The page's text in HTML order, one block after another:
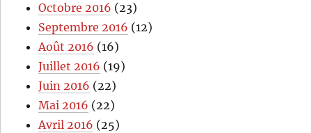
Octobre 2016 (23)
Septembre 2016 (12)
Août 2016 (16)
Juillet 2016 (19)
Juin 2016 (22)
Mai 2016 (22)
Avril 2016 (25)